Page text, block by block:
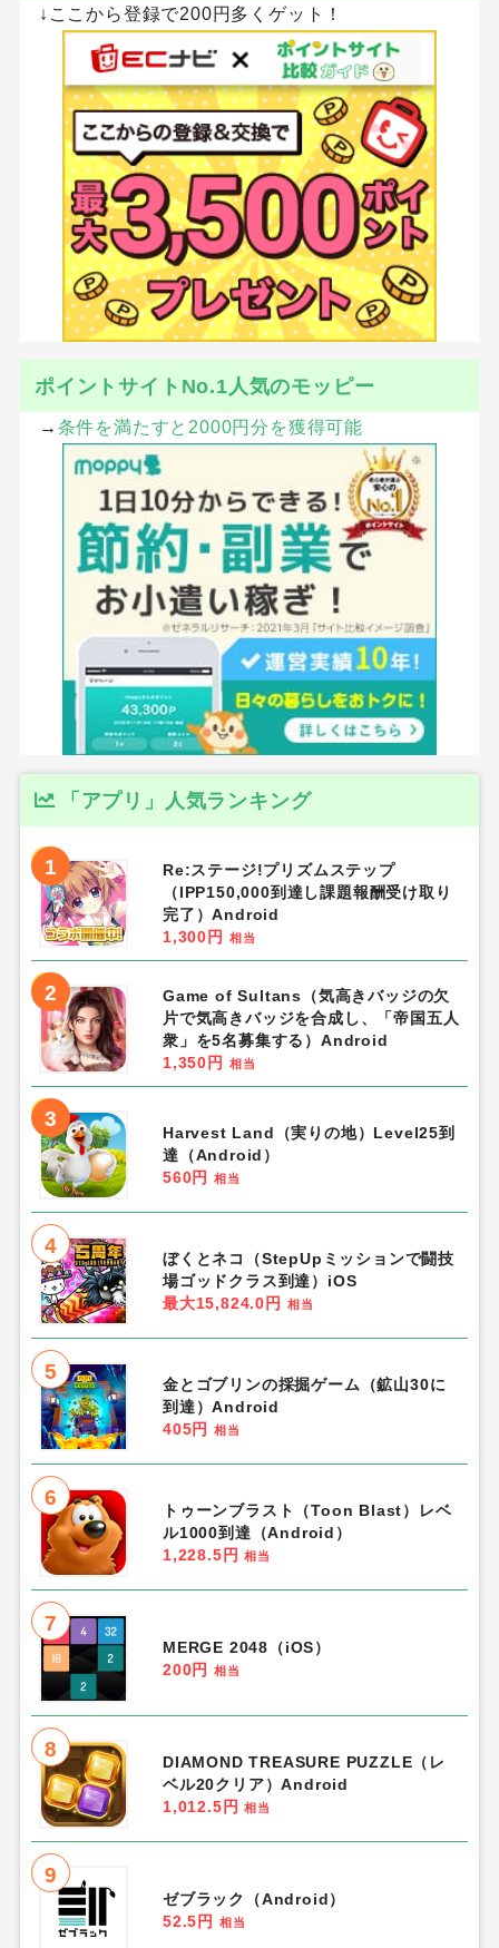
↓ここから登録で200円多くゲット！
ポイントサイトNo.1人気のモッピー
→ 条件を満たすと2000円分を獲得可能
「アプリ」人気ランキング
1
Re:ステージ!プリズムステップ
（IPP150,000到達し課題報酬受け取り
完了）Android
1,300円
相当
2
Game of Sultans（気高きバッジの欠
片で気高きバッジを合成し、「帝国五人
衆」を5名募集する）Android
1,350円
相当
3
Harvest Land（実りの地）Level25到
達（Android）
560円
相当
4
ぼくとネコ（StepUpミッションで闘技
場ゴッドクラス到達）iOS
最大15,824.0円
相当
5
金とゴブリンの採掘ゲーム（鉱山30に
到達）Android
405円
相当
6
トゥーンブラスト（Toon Blast）レベ
ル1000到達（Android）
1,228.5円
相当
7
MERGE 2048（iOS）
200円
相当
8
DIAMOND TREASURE PUZZLE（レ
ベル20クリア）Android
1,012.5円
相当
9
ゼブラック（Android）
52.5円
相当